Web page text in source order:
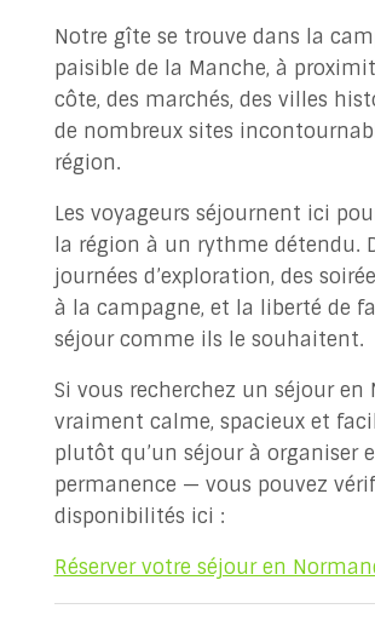
Notre gîte se trouve dans la
paisible de la Manche, à
côte, des marchés, des villes
de nombreux sites
région.
Les voyageurs séjournent ici
la région à un rythme détendu.
journées d’exploration, des
à la campagne, et la liberté de
séjour comme ils le souhaitent.
Si vous recherchez un séjour en
vraiment calme, spacieux et
plutôt qu’un séjour à organiser
permanence — vous pouvez
disponibilités ici :
Réserver votre séjour en